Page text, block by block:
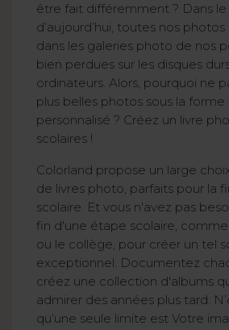
être fait différemment ? Dans
d’aujourd’hui, toutes nos
dans les galeries photo de nos
bien perdues sur les disques
ordinateurs. Alors, pourquoi ne
plus belles photos sous la forme
personnalisé ? Créez un livre
scolaires !
Colorland propose un large
de livres photo, parfaits pour la
scolaire. Et vous n'avez pas
fin d'une étape scolaire,
ou le collège, pour créer un tel
exceptionnel. Documentez
créez une collection d'albums
admirer des années plus tard.
qu’une seule limite est Votre